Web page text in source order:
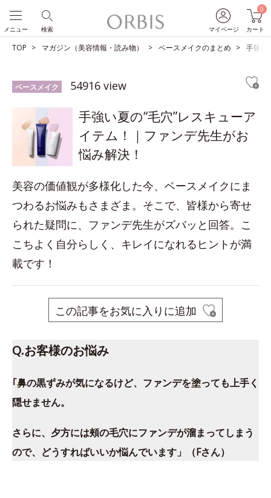
マイページ
0
カート
検索
メニュー
TOP マガジン（美容情報・読み物） ベースメイクのまとめ 手強い
ベースメイク 54916 view
手強い夏の“毛穴”レスキューア
イテム！｜ファンデ先生がお
悩み解決！
美容の価値観が多様化した今、ベースメイクにま
つわるお悩みもさまざま。そこで、皆様から寄せ
られた疑問に、ファンデ先生がズバッと回答。こ
こちよく自分らしく、キレイになれるヒントが満
載です！
この記事をお気に入りに追加
Q.お客様のお悩み
｢鼻の黒ずみが気になるけど、ファンデを塗っても上手く
隠せません。
さらに、夕方には頰の毛穴にファンデが溜まってしまう
ので、どうすればいいか悩んでいます」（Fさん）